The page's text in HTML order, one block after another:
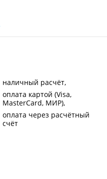
наличный расчёт
оплата картой (Visa,
MasterCard, МИР)
оплата через расчётный
счёт